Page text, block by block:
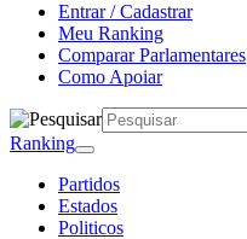
Entrar / Cadastrar
Meu Ranking
Comparar Parlamentares
Como Apoiar
Ranking
Partidos
Estados
Politicos